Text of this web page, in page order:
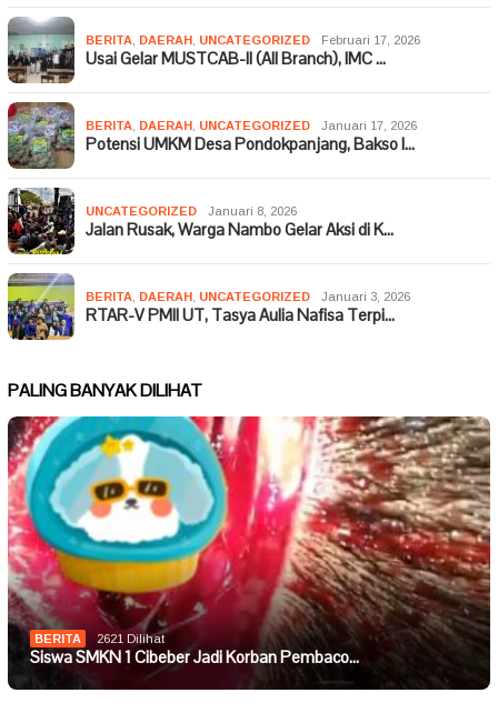
BERITA DAERAH UNCATEGORIZED Februari 17, 2026
Usai Gelar MUSTCAB-II (All Branch), IMC …
BERITA DAERAH UNCATEGORIZED Januari 17, 2026
Potensi UMKM Desa Pondokpanjang, Bakso I…
UNCATEGORIZED Januari 8, 2026
Jalan Rusak, Warga Nambo Gelar Aksi di K…
BERITA DAERAH UNCATEGORIZED Januari 3, 2026
RTAR-V PMII UT, Tasya Aulia Nafisa Terpi…
PALING BANYAK DILIHAT
BERITA 2621 Dilihat
Siswa SMKN 1 Cibeber Jadi Korban Pembaco…